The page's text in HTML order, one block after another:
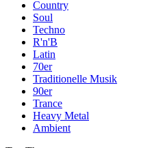
Country
Soul
Techno
R'n'B
Latin
70er
Traditionelle Musik
90er
Trance
Heavy Metal
Ambient